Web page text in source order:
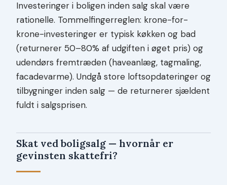
Investeringer i boligen inden salg skal være
rationelle. Tommelfingerreglen: krone-for-
krone-investeringer er typisk køkken og bad
(returnerer 50–80% af udgiften i øget pris) og
udendørs fremtræden (haveanlæg, tagmaling,
facadevarme). Undgå store loftsopdateringer og
tilbygninger inden salg — de returnerer sjældent
fuldt i salgsprisen.
Skat ved boligsalg — hvornår er
gevinsten skattefri?